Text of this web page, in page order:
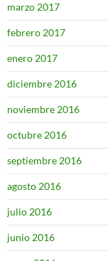
marzo 2017
febrero 2017
enero 2017
diciembre 2016
noviembre 2016
octubre 2016
septiembre 2016
agosto 2016
julio 2016
junio 2016